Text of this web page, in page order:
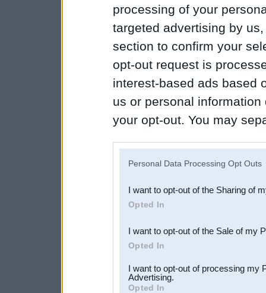
processing of your
targeted advertising by
section to confirm your
opt-out request is
interest-based ads based
us or personal
your opt-out. You may
Downstream Participants
third parties.
Personal Data Processing Opt Outs
I want to opt-out of the Sharing of
Opted In
I want to opt-out of the Sale of my
Opted In
I want to opt-out of processing my
Advertising.
Opted In